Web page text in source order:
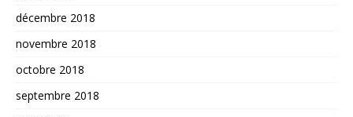
décembre 2018
novembre 2018
octobre 2018
septembre 2018